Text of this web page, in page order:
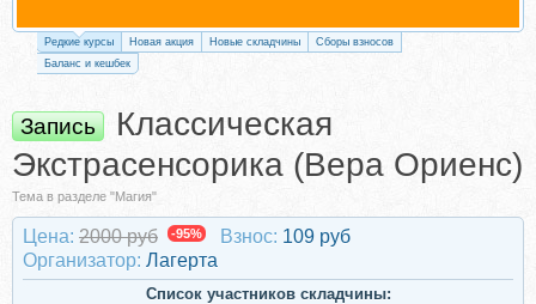
Редкие курсы Новая акция Новые складчины
Сборы взносов
Баланс и кешбек
Запись
Классическая
Экстрасенсорика (Вера Ориенс)
Тема в разделе "Магия"
Цена: 2000 руб -95% Взнос: 109 руб
Организатор: Лагерта
Список участников складчины: